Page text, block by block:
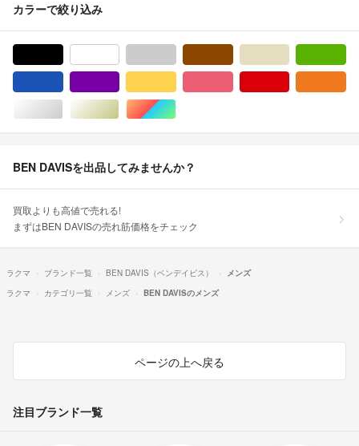
カラーで絞り込み
シルバー/銀色系ゴールド/金色系マルチカラー
BEN DAVISを出品してみませんか？
買取よりも高値で売れる!
まずはBEN DAVISの売れ筋価格をチェック
ラクマ ブランド一覧 BEN DAVIS（ベンデイビス）
メンズ
ラクマ
カテゴリ一覧 メンズ BEN DAVISのメンズ
ページの上へ戻る
注目ブランド一覧